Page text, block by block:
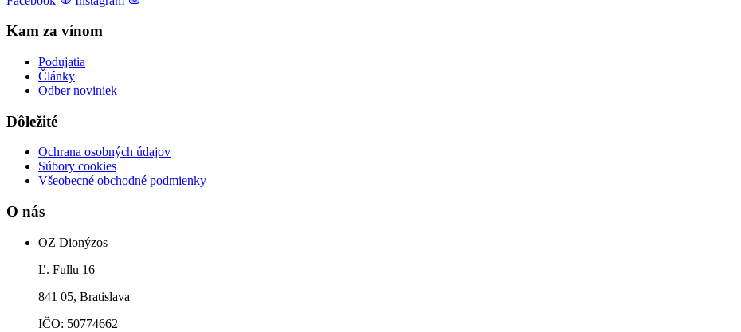
Kam za vínom
Podujatia
Články
Odber noviniek
Dôležité
Ochrana osobných údajov
Súbory cookies
Všeobecné obchodné podmienky
O nás
OZ Dionýzos
Ľ. Fullu 16
841 05, Bratislava
IČO: 50774662